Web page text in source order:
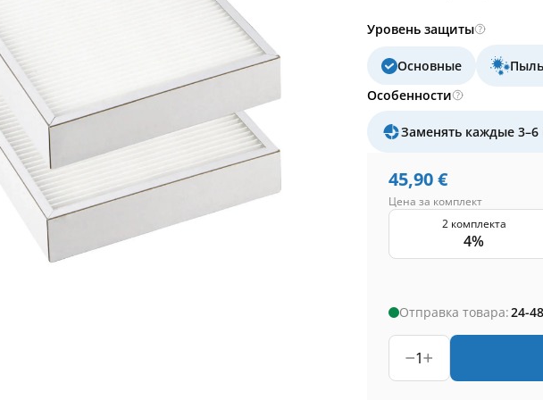
Уровень защиты
Основные
Особенности
Заменять каждые 3–6
45,90€
Цена за комплект
2 комплекта
4%
Отправка товара:24-
1